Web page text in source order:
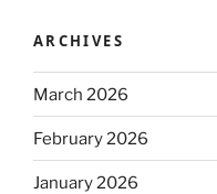
ARCHIVES
March 2026
February 2026
January 2026